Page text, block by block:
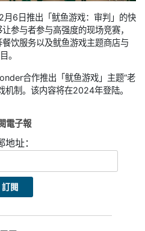
6日推出「鱿鱼游戏：审判」的快
参与者参与高强度的现场竞赛，
饮服务以及鱿鱼游戏主题商店与
。
合作推出「鱿鱼游戏」主题“老
机制。该内容将在2024年登陆。
電子報
地址：